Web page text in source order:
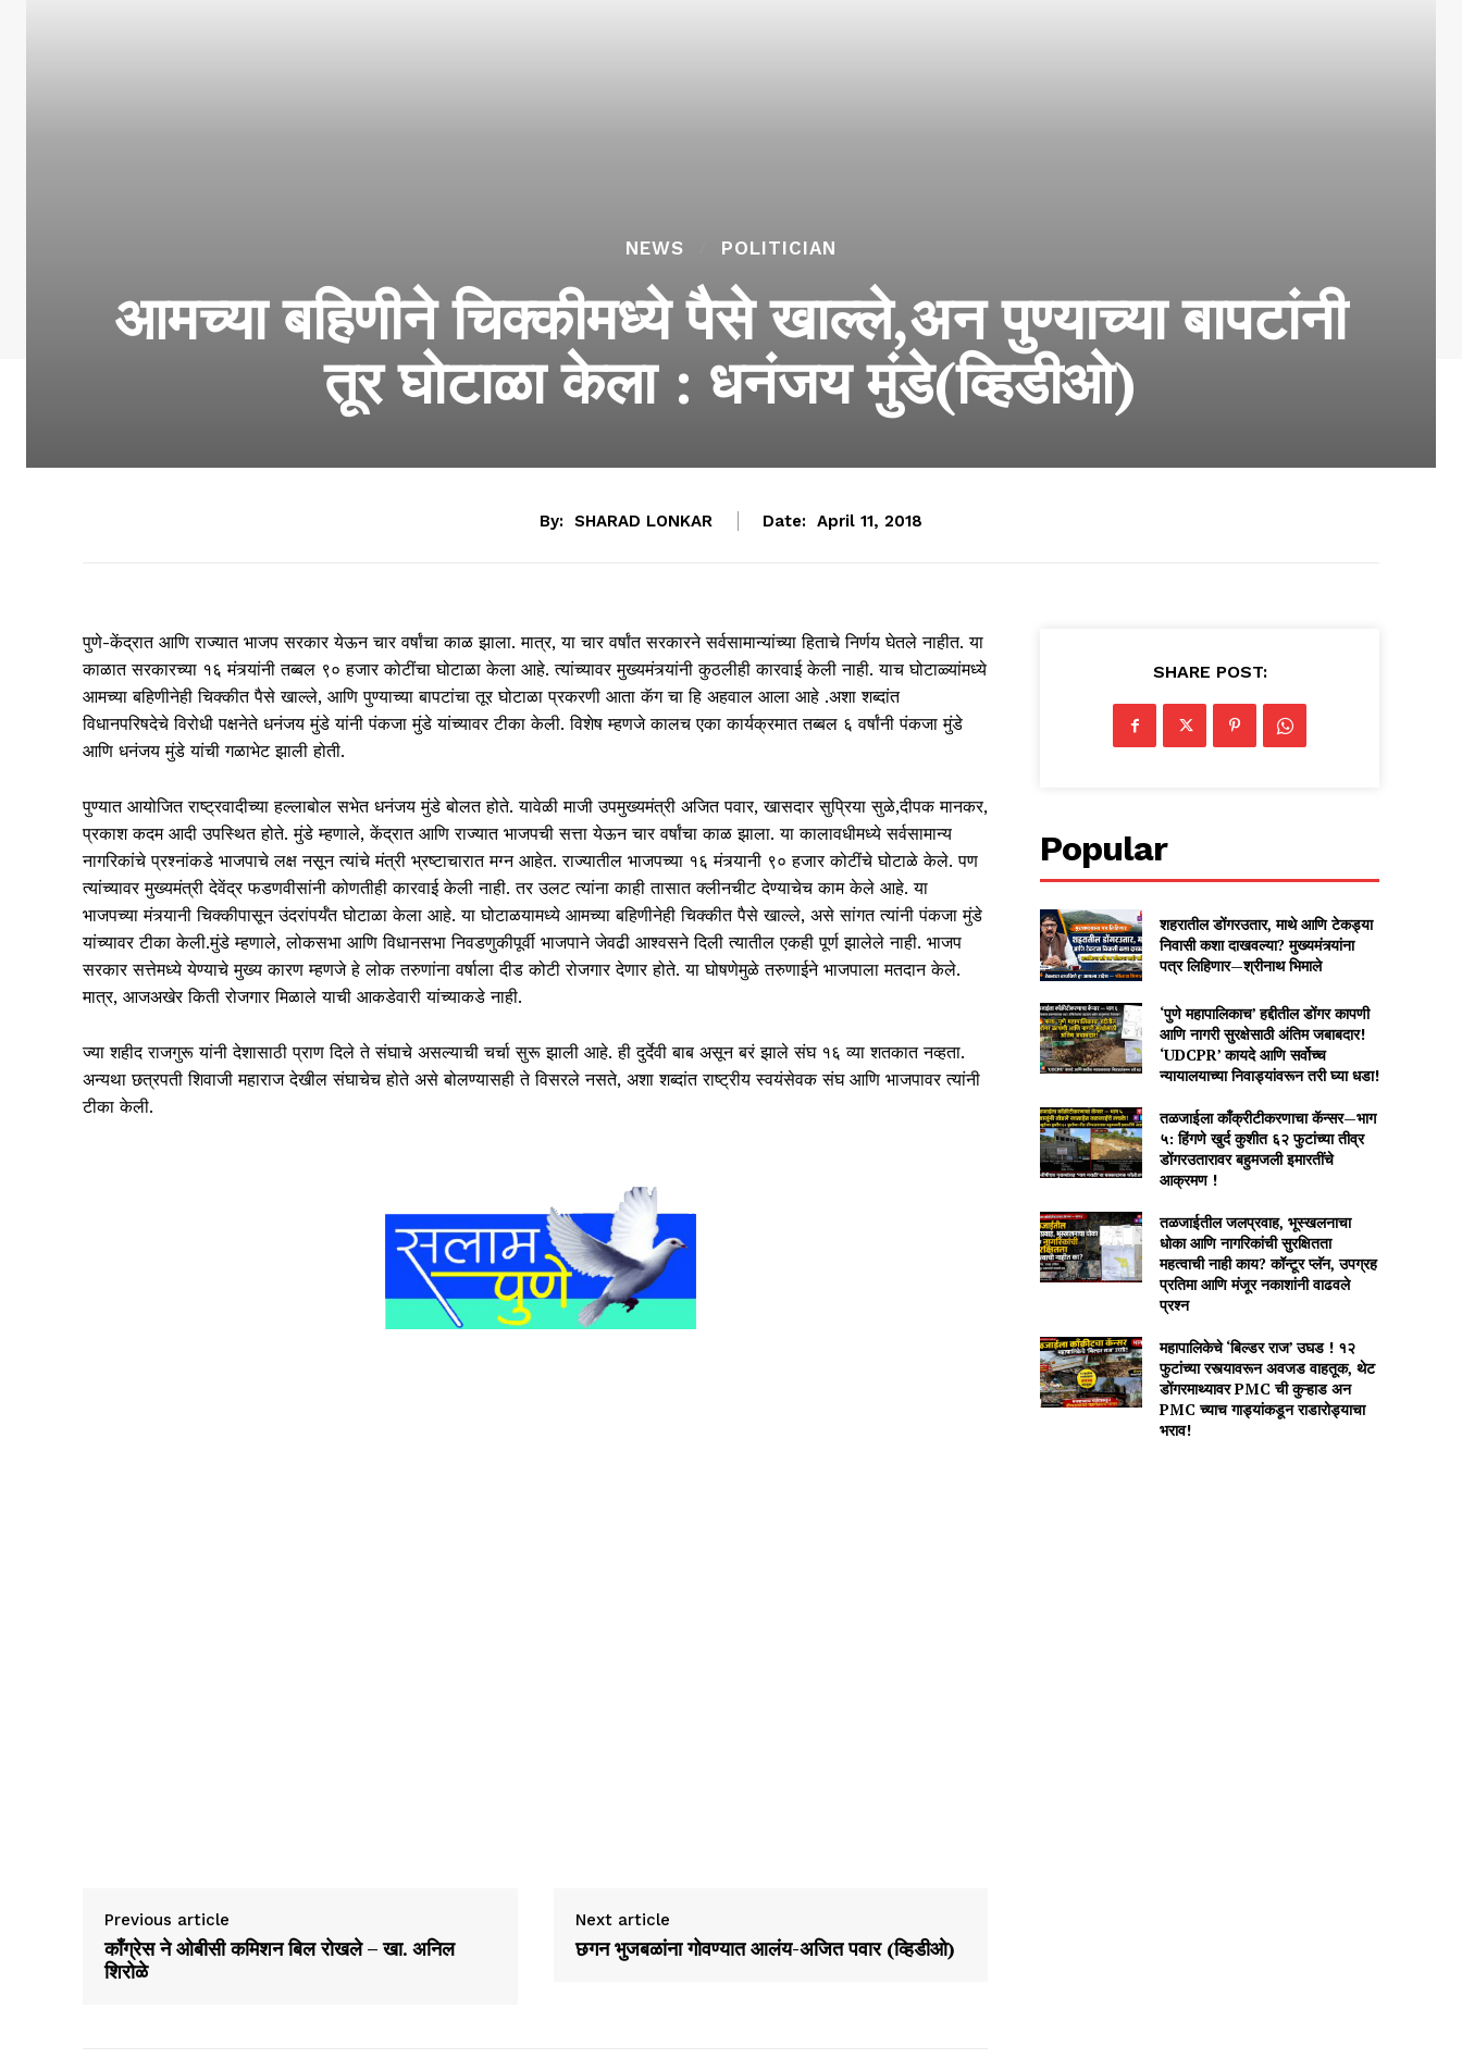
NEWS POLITICIAN
आमच्या बहिणीने चिक्कीमध्ये पैसे खाल्ले,अन पुण्याच्या बापटांनी
तूर घोटाळा केला : धनंजय मुंडे(व्हिडीओ)
By: SHARAD LONKAR Date: April 11, 2018
पुणे-केंद्रात आणि राज्यात भाजप सरकार येऊन चार वर्षांचा काळ झाला. मात्र, या चार वर्षांत सरकारने सर्वसामान्यांच्या हिताचे निर्णय घेतले नाहीत. या
काळात सरकारच्या १६ मंत्र्यांनी तब्बल ९० हजार कोटींचा घोटाळा केला आहे. त्यांच्यावर मुख्यमंत्र्यांनी कुठलीही कारवाई केली नाही. याच घोटाळ्यांमध्ये
आमच्या बहिणीनेही चिक्कीत पैसे खाल्ले, आणि पुण्याच्या बापटांचा तूर घोटाळा प्रकरणी आता कॅग चा हि अहवाल आला आहे .अशा शब्दांत
विधानपरिषदेचे विरोधी पक्षनेते धनंजय मुंडे यांनी पंकजा मुंडे यांच्यावर टीका केली. विशेष म्हणजे कालच एका कार्यक्रमात तब्बल ६ वर्षांनी पंकजा मुंडे
आणि धनंजय मुंडे यांची गळाभेट झाली होती.
पुण्यात आयोजित राष्ट्रवादीच्या हल्लाबोल सभेत धनंजय मुंडे बोलत होते. यावेळी माजी उपमुख्यमंत्री अजित पवार, खासदार सुप्रिया सुळे,दीपक मानकर,
प्रकाश कदम आदी उपस्थित होते. मुंडे म्हणाले, केंद्रात आणि राज्यात भाजपची सत्ता येऊन चार वर्षांचा काळ झाला. या कालावधीमध्ये सर्वसामान्य
नागरिकांचे प्रश्नांकडे भाजपाचे लक्ष नसून त्यांचे मंत्री भ्रष्टाचारात मग्न आहेत. राज्यातील भाजपच्या १६ मंत्र्यानी ९० हजार कोटींचे घोटाळे केले. पण
त्यांच्यावर मुख्यमंत्री देवेंद्र फडणवीसांनी कोणतीही कारवाई केली नाही. तर उलट त्यांना काही तासात क्लीनचीट देण्याचेच काम केले आहे. या
भाजपच्या मंत्र्यानी चिक्कीपासून उंदरांपर्यँत घोटाळा केला आहे. या घोटाळयामध्ये आमच्या बहिणीनेही चिक्कीत पैसे खाल्ले, असे सांगत त्यांनी पंकजा मुंडे
यांच्यावर टीका केली.मुंडे म्हणाले, लोकसभा आणि विधानसभा निवडणुकीपूर्वी भाजपाने जेवढी आश्वसने दिली त्यातील एकही पूर्ण झालेले नाही. भाजप
सरकार सत्तेमध्ये येण्याचे मुख्य कारण म्हणजे हे लोक तरुणांना वर्षाला दीड कोटी रोजगार देणार होते. या घोषणेमुळे तरुणाईने भाजपाला मतदान केले.
मात्र, आजअखेर किती रोजगार मिळाले याची आकडेवारी यांच्याकडे नाही.
ज्या शहीद राजगुरू यांनी देशासाठी प्राण दिले ते संघाचे असल्याची चर्चा सुरू झाली आहे. ही दुर्देवी बाब असून बरं झाले संघ १६ व्या शतकात नव्हता.
अन्यथा छत्रपती शिवाजी महाराज देखील संघाचेच होते असे बोलण्यासही ते विसरले नसते, अशा शब्दांत राष्ट्रीय स्वयंसेवक संघ आणि भाजपावर त्यांनी
टीका केली.
Previous article
कॉंग्रेस ने ओबीसी कमिशन बिल रोखले – खा. अनिल
शिरोळे
Next article
छगन भुजबळांना गोवण्यात आलंय-अजित पवार (व्हिडीओ)
SHARE POST:
Popular
शहरातील डोंगरउतार, माथे आणि टेकड्या
निवासी कशा दाखवल्या? मुख्यमंत्र्यांना
पत्र लिहिणार—श्रीनाथ भिमाले
‘पुणे महापालिकाच’ हद्दीतील डोंगर कापणी
आणि नागरी सुरक्षेसाठी अंतिम जबाबदार!
‘UDCPR’ कायदे आणि सर्वोच्च
न्यायालयाच्या निवाड्यांवरून तरी घ्या धडा!
तळजाईला काँक्रीटीकरणाचा कॅन्सर—भाग
५: हिंगणे खुर्द कुशीत ६२ फुटांच्या तीव्र
डोंगरउतारावर बहुमजली इमारतींचे
आक्रमण !
तळजाईतील जलप्रवाह, भूस्खलनाचा
धोका आणि नागरिकांची सुरक्षितता
महत्वाची नाही काय? कॉन्टूर प्लॅन, उपग्रह
प्रतिमा आणि मंजूर नकाशांनी वाढवले
प्रश्न
महापालिकेचे ‘बिल्डर राज’ उघड ! १२
फुटांच्या रस्त्यावरून अवजड वाहतूक, थेट
डोंगरमाथ्यावर PMC ची कुऱ्हाड अन
PMC च्याच गाड्यांकडून राडारोड्याचा
भराव!